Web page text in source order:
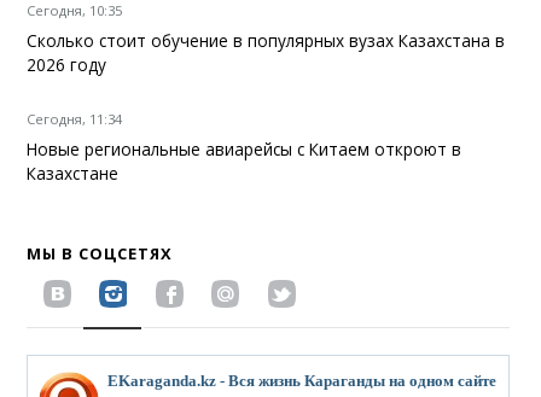
Сегодня, 10:35
Сколько стоит обучение в популярных вузах Казахстана в
2026 году
Сегодня, 11:34
Новые региональные авиарейсы с Китаем откроют в
Казахстане
МЫ В СОЦСЕТЯХ
EKaraganda.kz - Вся жизнь Караганды на одном сайте